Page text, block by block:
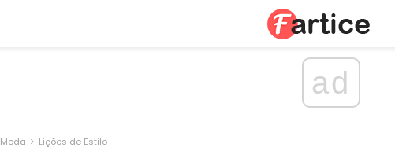
ad
Moda Lições de Estilo